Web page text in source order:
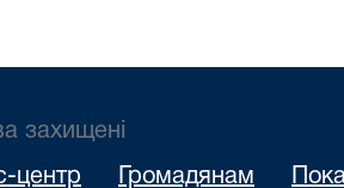
захищені
центр Громадянам